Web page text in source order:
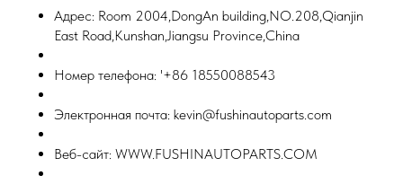
Адрес: Room 2004,DongAn building,NO.208,Qianjin
East Road,Kunshan,Jiangsu Province,China
Номер телефона: '+86 18550088543
Электронная почта: kevin@fushinautoparts.com
Веб-сайт: WWW.FUSHINAUTOPARTS.COM